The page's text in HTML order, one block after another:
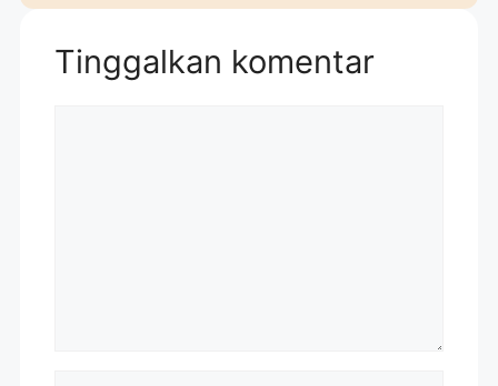
Tinggalkan komentar